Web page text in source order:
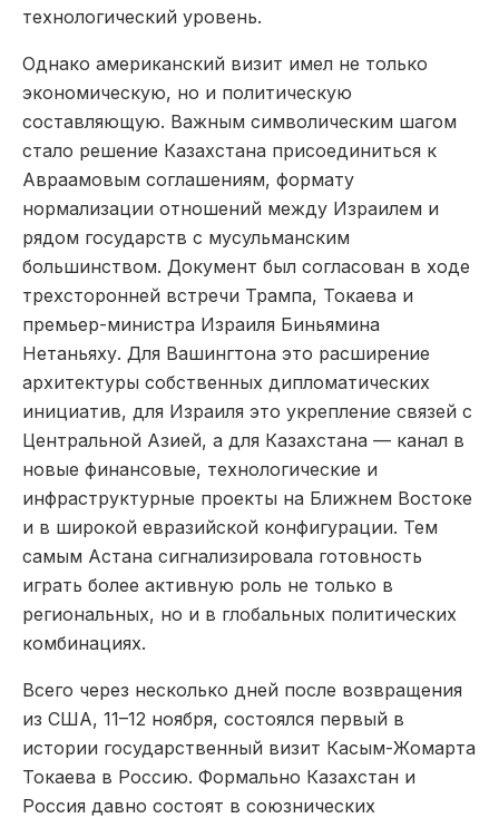
технологический уровень.
Однако американский визит имел не только
экономическую, но и политическую
составляющую. Важным символическим шагом
стало решение Казахстана присоединиться к
Авраамовым соглашениям, формату
нормализации отношений между Израилем и
рядом государств с мусульманским
большинством. Документ был согласован в ходе
трехсторонней встречи Трампа, Токаева и
премьер-министра Израиля Биньямина
Нетаньяху. Для Вашингтона это расширение
архитектуры собственных дипломатических
инициатив, для Израиля это укрепление связей с
Центральной Азией, а для Казахстана — канал в
новые финансовые, технологические и
инфраструктурные проекты на Ближнем Востоке
и в широкой евразийской конфигурации. Тем
самым Астана сигнализировала готовность
играть более активную роль не только в
региональных, но и в глобальных политических
комбинациях.
Всего через несколько дней после возвращения
из США, 11–12 ноября, состоялся первый в
истории государственный визит Касым-Жомарта
Токаева в Россию. Формально Казахстан и
Россия давно состоят в союзнических